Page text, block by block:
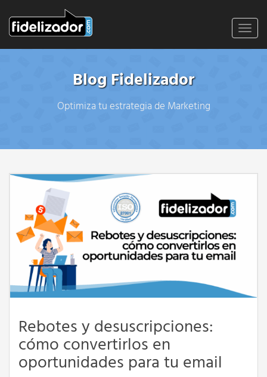
Blog Fidelizador
Optimiza tu estrategia de Marketing
Rebotes y desuscripciones:
cómo convertirlos en
oportunidades para tu email